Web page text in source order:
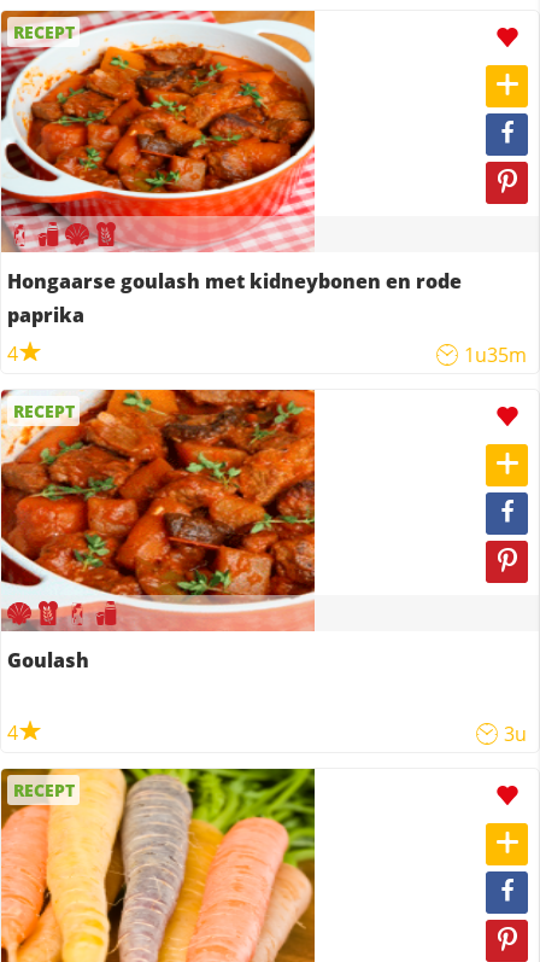
RECEPT
Hongaarse goulash met kidneybonen en rode
paprika
4
1u35m
RECEPT
Goulash
4 3u
RECEPT